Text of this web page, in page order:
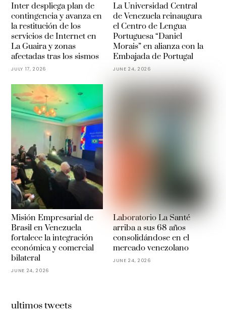
Inter despliega plan de
contingencia y avanza en
la restitución de los
servicios de Internet en
La Guaira y zonas
afectadas tras los sismos
JULY 17, 2026
La Universidad Central
de Venezuela reinaugura
el Centro de Lengua
Portuguesa “Daniel
Morais” en alianza con la
Embajada de Portugal
JUNE 24, 2026
Misión Empresarial de
Brasil en Venezuela
fortalece la integración
económica y comercial
bilateral
JUNE 24, 2026
Laboratorio La Santé
arriba a sus 68 años
consolidándose en el
mercado venezolano
JUNE 24, 2026
ultimos tweets